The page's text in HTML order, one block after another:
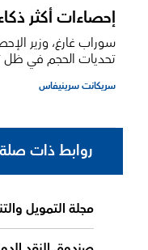
إحصاءات أكثر
سوراب غارغ، وزير
تحديات الحجم في ظل
سريكانت سرينيفاس
روابط ذات صلة
مجلة التمويل